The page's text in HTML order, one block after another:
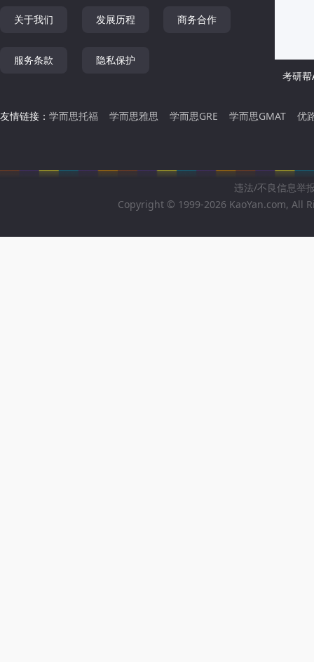
关于我们 发展历程 商务合作
服务条款
隐私保护
考研帮
友情链接： 学而思托福 学而思雅思 学而思GRE 学而思GMAT 优
违法/不良信息举
Copyright © 1999-2026 KaoYan.com, All